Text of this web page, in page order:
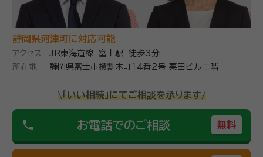
に話を進めるのではなく、お客様の言葉に耳を傾け、不
安をひとつずつ解消していくことが大切としているそう
です。十分に時間をとって話を聞くために、初回相談料
は無料。 はじめての相続でさまざまな不安を抱えてい
る方は、豊富な知識ときめ細かな対応で充実したサービ
スを提供する岩田行政書士事務所に相談してみてくだ
静岡県河津町に対応可能
アクセス
JR東海道線 富士駅 徒歩3分
所在地
静岡県富士市横割本町１４番２号 栗田ビル二階
\「いい相続」にてご相談を承ります/
phone お電話でのご相談 無料